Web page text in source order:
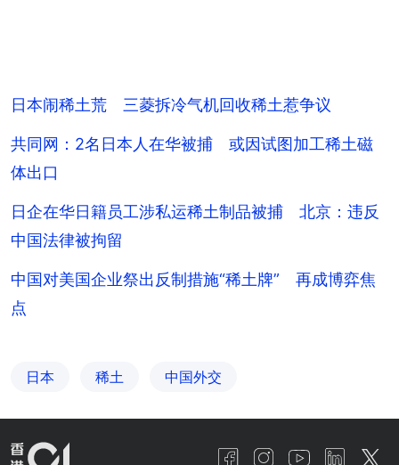
日本闹稀土荒 三菱拆冷气机回收稀土惹争议
共同网：2名日本人在华被捕 或因试图加工稀土磁
体出口
日企在华日籍员工涉私运稀土制品被捕 北京：违反
中国法律被拘留
中国对美国企业祭出反制措施“稀土牌” 再成博弈焦
点
日本 稀土 中国外交